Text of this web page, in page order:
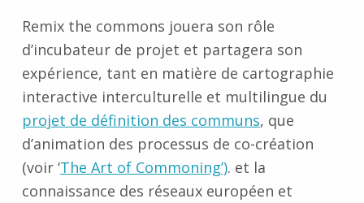
Remix the commons jouera son rôle
d’incubateur de projet et partagera son
expérience, tant en matière de cartographie
interactive interculturelle et multilingue du
projet de définition des communs, que
d’animation des processus de co-création
(voir ‘The Art of Commoning’). et la
connaissance des réseaux européen et